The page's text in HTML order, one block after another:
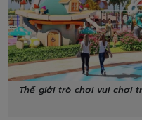
Thế giới trò chơi vui chơi